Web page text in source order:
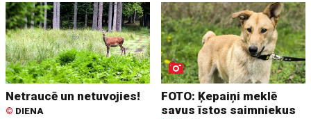
Netraucē un netuvojies!
© DIENA
FOTO: Ķepaiņi meklē
savus īstos saimniekus